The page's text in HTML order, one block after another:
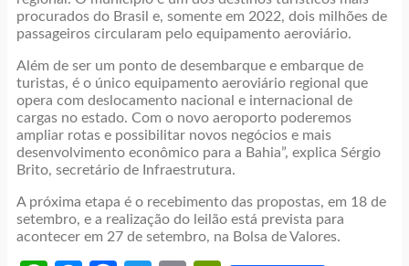
procurados do Brasil e, somente em 2022, dois milhões de
passageiros circularam pelo equipamento aeroviário.
Além de ser um ponto de desembarque e embarque de
turistas, é o único equipamento aeroviário regional que
opera com deslocamento nacional e internacional de
cargas no estado. Com o novo aeroporto poderemos
ampliar rotas e possibilitar novos negócios e mais
desenvolvimento econômico para a Bahia”, explica Sérgio
Brito, secretário de Infraestrutura.
A próxima etapa é o recebimento das propostas, em 18 de
setembro, e a realização do leilão está prevista para
acontecer em 27 de setembro, na Bolsa de Valores.